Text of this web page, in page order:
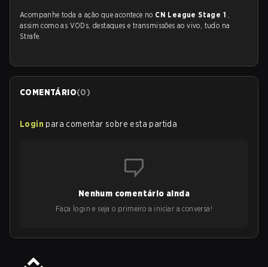
Acompanhe toda a ação que acontece no CN League Stage 1 ,
assim como as VODs, destaques e transmissões ao vivo, tudo na
Strafe.
COMENTÁRIO(0)
Login para comentar sobre esta partida
Nenhum comentário ainda
Faça login e seja o primeiro a iniciar a conversa!